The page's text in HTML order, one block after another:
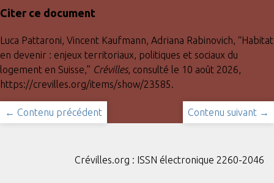
Citer ce document
Luca Pattaroni, Vincent Kaufmann, Adriana Rabinovich, “Habitat
en devenir : enjeux territoriaux, politiques et sociaux du
logement en Suisse,” Crévilles, consulté le 10 août 2026,
https://crevilles.org/items/show/23585.
← Contenu précédent Contenu suivant →
Crévilles.org : ISSN électronique 2260-2046